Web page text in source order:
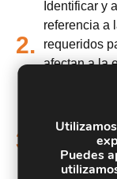
2.
Identificar y
referencia a
requeridos
afectan a la
3.
vehículos,
su puesta
Puedes